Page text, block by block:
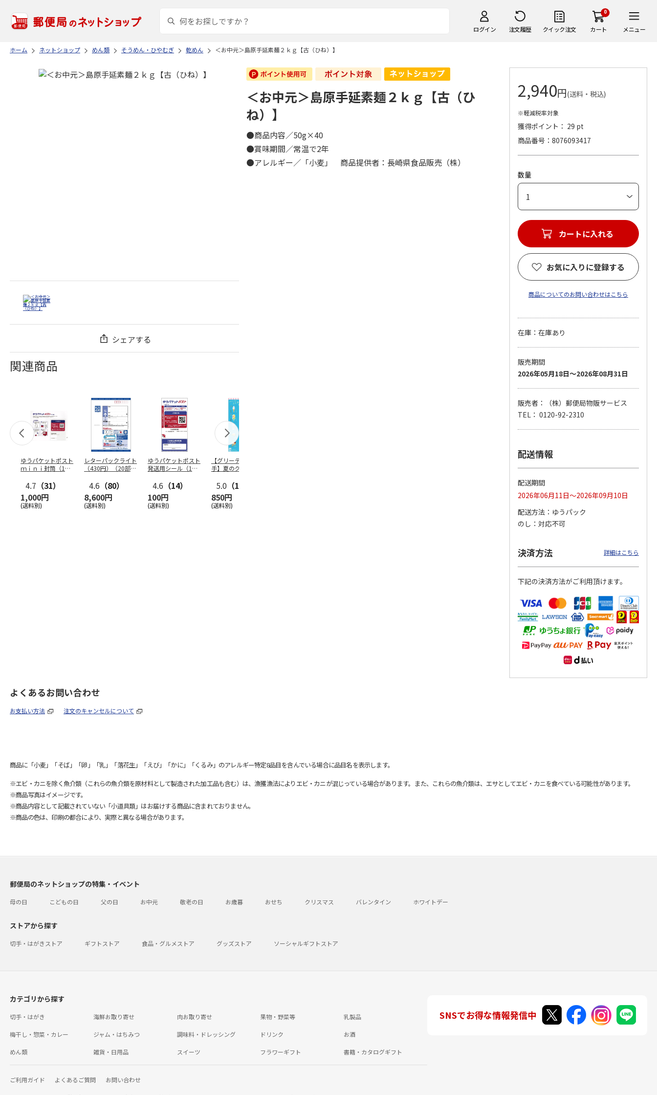
ログイン 注文履歴 クイック注文
0
カート メニュー
ホーム ネットショップ めん類 そうめん・ひやむぎ 乾めん ＜お中元＞島原手延素麺２ｋｇ【古（ひね）】
シェアする
関連商品
ゆうパケットポスト
ｍｉｎｉ封筒（1個
4.7 （31）
1,000円
(送料別)
レターパックライト
（430円）（20部セ
4.6 （80）
8,600円
(送料別)
ゆうパケットポスト
発送用シール（1個
4.6 （14）
100円
(送料別)
【グリーティング切
手】夏のグリーティ
5.0 （10）
850円
(送料別)
手】ハッピーグリー
【グリーティング切
手】グリーティング
円…
4.8（11）
5,500円
通切手・千鳥（1シ
11,000円
＜お中元＞島原手延素麺２ｋｇ【古（ひ
ね）】
●商品内容／50g×40
●賞味期間／常温で2年
●アレルギー／「小麦」 商品提供者：長崎県食品販売（株）
2,940円(送料・税込)
※軽減税率対象
獲得ポイント： 29 pt
商品番号
8076093417
数量
カートに入れる
お気に入りに登録する
商品についてのお問い合わせはこちら
在庫：在庫あり
販売期間
2026年05月18日～2026年08月31日
販売者：（株）郵便局物販サービス
TEL： 0120-92-2310
配送情報
配送期間
2026年06月11日～2026年09月10日
配送方法
ゆうパック
のし
対応不可
決済方法 詳細はこちら
下記の決済方法がご利用頂けます。
よくあるお問い合わせ
お支払い方法 注文のキャンセルについて
商品に「小麦」「そば」「卵」「乳」「落花生」「えび」「かに」「くるみ」のアレルギー特定8品目を含んでいる場合に品目名を表示します。
※エビ・カニを除く魚介類（これらの魚介類を原材料として製造された加工品も含む）は、漁獲漁法によりエビ・カニが混じっている場合があります。また、これらの魚介類は、エサとしてエビ・カニを食べている可能性があります。
※商品写真はイメージです。
※商品内容として記載されていない「小道具類」はお届けする商品に含まれておりません。
※商品の色は、印刷の都合により、実際と異なる場合があります。
郵便局のネットショップの特集・イベント
母の日 こどもの日 父の日 お中元 敬老の日 お歳暮 おせち クリスマス バレンタイン ホワイトデー
ストアから探す
切手・はがきストア ギフトストア 食品・グルメストア グッズストア ソーシャルギフトストア
カテゴリから探す
切手・はがき 海鮮お取り寄せ 肉お取り寄せ 果物・野菜等 乳製品
梅干し・惣菜・カレー ジャム・はちみつ 調味料・ドレッシング ドリンク お酒
めん類 雑貨・日用品 スイーツ フラワーギフト 書籍・カタログギフト
ご利用ガイド よくあるご質問 お問い合わせ
SNSでお得な情報発信中